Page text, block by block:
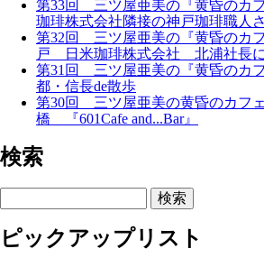
第33回 三ツ屋亜美の『黄昏のカ
珈琲株式会社隣接の神戸珈琲職人
第32回 三ツ屋亜美の『黄昏のカ
戸 日米珈琲株式会社 北浦社長に
第31回 三ツ屋亜美の『黄昏のカ
都・信長de散歩
第30回 三ツ屋亜美の黄昏のカ
橋 『601Cafe and...Bar』
検索
検索
ピックアップリスト